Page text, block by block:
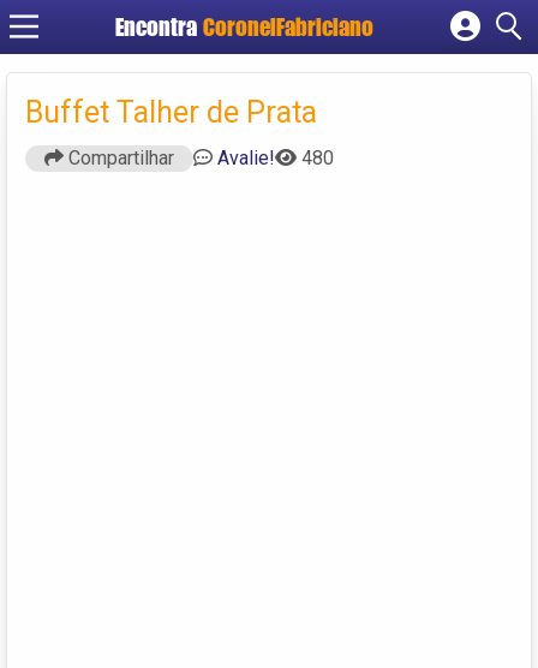
Encontra CoronelFabriciano
Cadastrar empresa
Criar conta
Buffet Talher de Prata
Compartilhar Avalie! 480